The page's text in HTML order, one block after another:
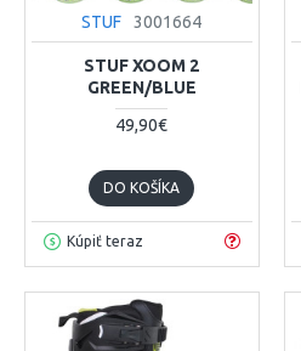
STUF 3001664
STUF XOOM 2
GREEN/BLUE
49,90€
DO KOŠÍKA
Kúpiť teraz